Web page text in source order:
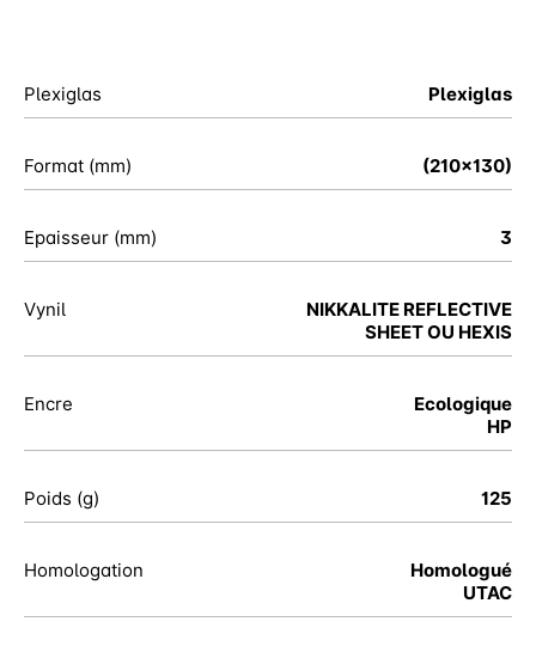
Plexiglas Plexiglas
Format (mm) (210x130)
Epaisseur (mm) 3
Vynil
NIKKALITE REFLECTIVE
SHEET OU HEXIS
Encre
Ecologique
HP
Poids (g) 125
Homologation
Homologué
UTAC